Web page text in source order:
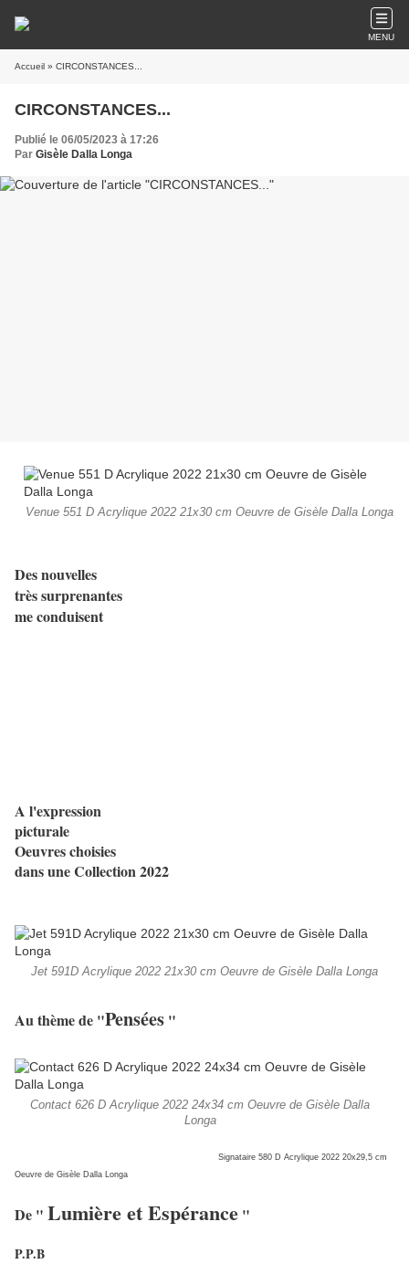
MENU
Accueil » CIRCONSTANCES...
CIRCONSTANCES...
Publié le 06/05/2023 à 17:26
Par Gisèle Dalla Longa
Venue 551 D Acrylique 2022 21x30 cm Oeuvre de Gisèle Dalla Longa
Des nouvelles
très surprenantes
me conduisent
A l'expression
picturale
Oeuvres choisies
dans une Collection 2022
Jet 591D Acrylique 2022 21x30 cm Oeuvre de Gisèle Dalla Longa
Au thème de "Pensées "
Contact 626 D Acrylique 2022 24x34 cm Oeuvre de Gisèle Dalla
Longa
Signataire 580 D Acrylique 2022 20x29,5 cm
Oeuvre de Gisèle Dalla Longa
De " Lumière et Espérance "
P.P.B